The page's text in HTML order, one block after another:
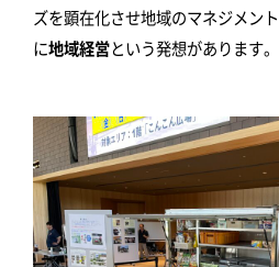
ズを顕在化させ地域のマネジメン
に地域経営という発想があります。